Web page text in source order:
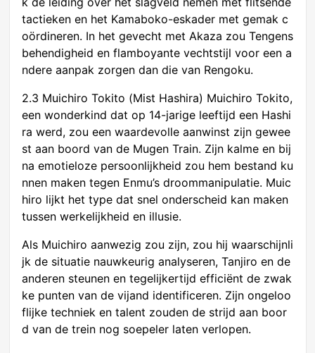
tactieken en het Kamaboko-eskader met gemak c
oördineren. In het gevecht met Akaza zou Tengens
behendigheid en flamboyante vechtstijl voor een a
ndere aanpak zorgen dan die van Rengoku.
2.3 Muichiro Tokito (Mist Hashira) Muichiro Tokito,
een wonderkind dat op 14-jarige leeftijd een Hashi
ra werd, zou een waardevolle aanwinst zijn gewee
st aan boord van de Mugen Train. Zijn kalme en bij
na emotieloze persoonlijkheid zou hem bestand ku
nnen maken tegen Enmu’s droommanipulatie. Muic
hiro lijkt het type dat snel onderscheid kan maken
tussen werkelijkheid en illusie.
Als Muichiro aanwezig zou zijn, zou hij waarschijnli
jk de situatie nauwkeurig analyseren, Tanjiro en de
anderen steunen en tegelijkertijd efficiënt de zwak
ke punten van de vijand identificeren. Zijn ongeloo
flijke techniek en talent zouden de strijd aan boor
d van de trein nog soepeler laten verlopen.